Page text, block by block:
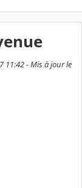
11:42 - Mis à jour le